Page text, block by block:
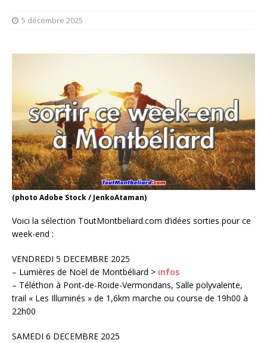
5 décembre 2025
(photo Adobe Stock / JenkoAtaman)
Voici la sélection ToutMontbeliard.com d’idées sorties pour ce
week-end :
VENDREDI 5 DECEMBRE 2025
– Lumières de Noël de Montbéliard > infos
– Téléthon à Pont-de-Roide-Vermondans, Salle polyvalente,
trail « Les Illuminés » de 1,6km marche ou course de 19h00 à
22h00
SAMEDI 6 DECEMBRE 2025